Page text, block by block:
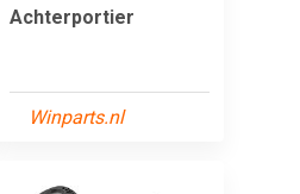
Achterportier
Winparts.nl